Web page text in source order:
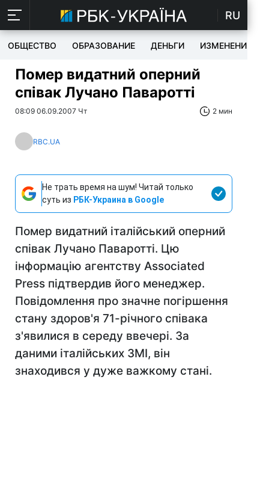
RU
ОБЩЕСТВО ОБРАЗОВАНИЕ ДЕНЬГИ ИЗМЕНЕНИЯ
Помер видатний оперний
співак Лучано Паваротті
08:09 06.09.2007 Чт 2 мин
RBC.UA
Не трать время на шум! Читай только
суть из РБК-Украина в Google
Помер видатний італійський оперний
співак Лучано Паваротті. Цю
інформацію агентству Associated
Press підтвердив його менеджер.
Повідомлення про значне погіршення
стану здоров'я 71-річного співака
з'явилися в середу ввечері. За
даними італійських ЗМІ, він
знаходився у дуже важкому стані.